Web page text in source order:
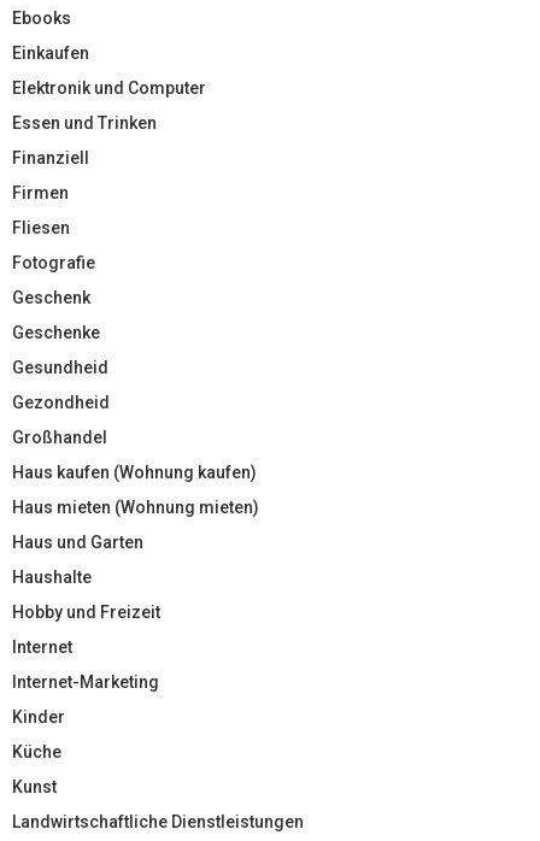
Ebooks
Einkaufen
Elektronik und Computer
Essen und Trinken
Finanziell
Firmen
Fliesen
Fotografie
Geschenk
Geschenke
Gesundheid
Gezondheid
Großhandel
Haus kaufen (Wohnung kaufen)
Haus mieten (Wohnung mieten)
Haus und Garten
Haushalte
Hobby und Freizeit
Internet
Internet-Marketing
Kinder
Küche
Kunst
Landwirtschaftliche Dienstleistungen